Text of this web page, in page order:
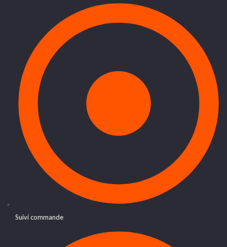
Suivi commande